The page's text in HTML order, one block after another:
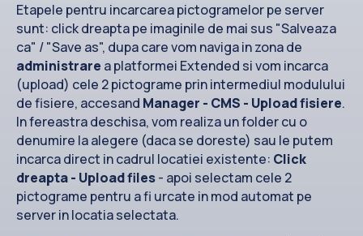
Etapele pentru incarcarea pictogramelor pe server
sunt: click dreapta pe imaginile de mai sus "Salveaza
ca" / "Save as", dupa care vom naviga in zona de
administrare a platformei Extended si vom incarca
(upload) cele 2 pictograme prin intermediul modulului
de fisiere, accesand Manager - CMS - Upload fisiere.
In fereastra deschisa, vom realiza un folder cu o
denumire la alegere (daca se doreste) sau le putem
incarca direct in cadrul locatiei existente: Click
dreapta - Upload files- apoi selectam cele 2
pictograme pentru a fi urcate in mod automat pe
server in locatia selectata.